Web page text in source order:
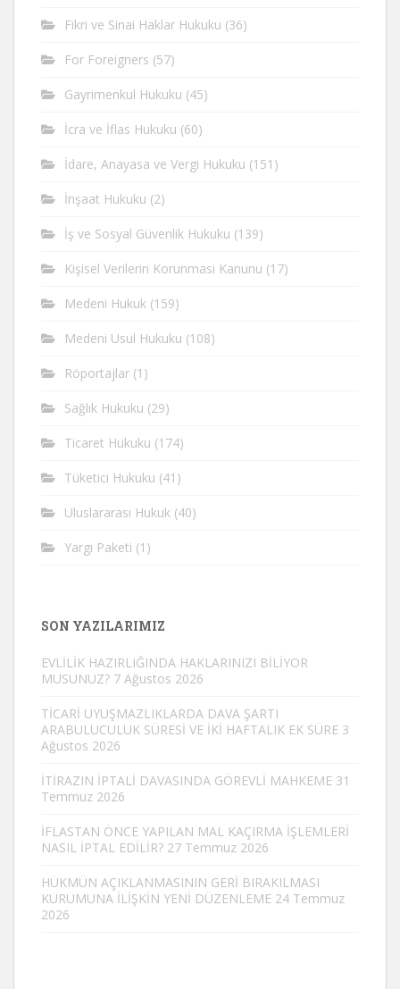
Fikri ve Sinai Haklar Hukuku (36)
For Foreigners (57)
Gayrimenkul Hukuku (45)
İcra ve İflas Hukuku (60)
İdare, Anayasa ve Vergi Hukuku (151)
İnşaat Hukuku (2)
İş ve Sosyal Güvenlik Hukuku (139)
Kişisel Verilerin Korunması Kanunu (17)
Medeni Hukuk (159)
Medeni Usul Hukuku (108)
Röportajlar (1)
Sağlık Hukuku (29)
Ticaret Hukuku (174)
Tüketici Hukuku (41)
Uluslararası Hukuk (40)
Yargı Paketi (1)
SON YAZILARIMIZ
EVLİLİK HAZIRLIĞINDA HAKLARINIZI BİLİYOR
MUSUNUZ? 7 Ağustos 2026
TİCARİ UYUŞMAZLIKLARDA DAVA ŞARTI
ARABULUCULUK SÜRESİ VE İKİ HAFTALIK EK SÜRE 3
Ağustos 2026
İTİRAZIN İPTALİ DAVASINDA GÖREVLİ MAHKEME 31
Temmuz 2026
İFLASTAN ÖNCE YAPILAN MAL KAÇIRMA İŞLEMLERİ
NASIL İPTAL EDİLİR? 27 Temmuz 2026
HÜKMÜN AÇIKLANMASININ GERİ BIRAKILMASI
KURUMUNA İLİŞKİN YENİ DÜZENLEME 24 Temmuz
2026